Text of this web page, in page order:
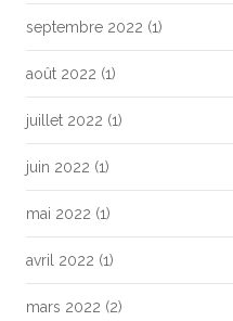
septembre 2022 (1)
août 2022 (1)
juillet 2022 (1)
juin 2022 (1)
mai 2022 (1)
avril 2022 (1)
mars 2022 (2)